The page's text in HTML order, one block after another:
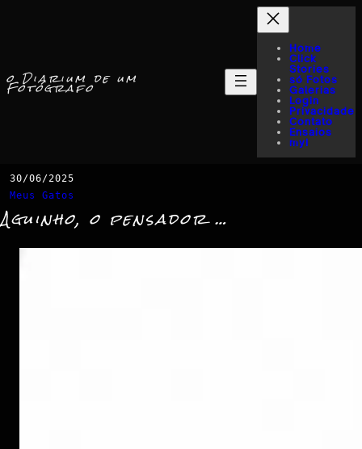
o Diarium de um
Fotógrafo
Home
Click
Stories
só Fotos
Galerias
Login
Privacidade
Contato
Ensaios
myI
30/06/2025
Meus Gatos
Aguinho, o pensador …